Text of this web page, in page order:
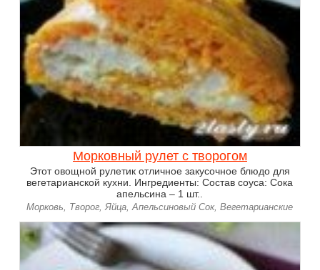
Морковный рулет с творогом
Этот овощной рулетик отличное закусочное блюдо для
вегетарианской кухни. Ингредиенты: Состав соуса: Сока
апельсина – 1 шт..
Морковь, Творог, Яйца, Апельсиновый Сок, Вегетарианские